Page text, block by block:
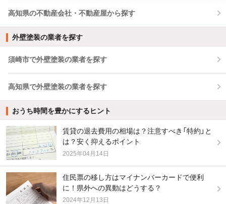
高知県の不動産会社・不動産屋から探す
外壁塗装の業者を探す
須崎市で外壁塗装の業者を探す
高知県で外壁塗装の業者を探す
おうち時間を豊かにするヒント
賃貸の退去費用の相場は？注意すべき「特約」と
は？安く抑えるポイント
2025年04月14日
住民票の移し方はマイナンバーカードで便利
に！県外への異動はどうする？
2024年12月13日